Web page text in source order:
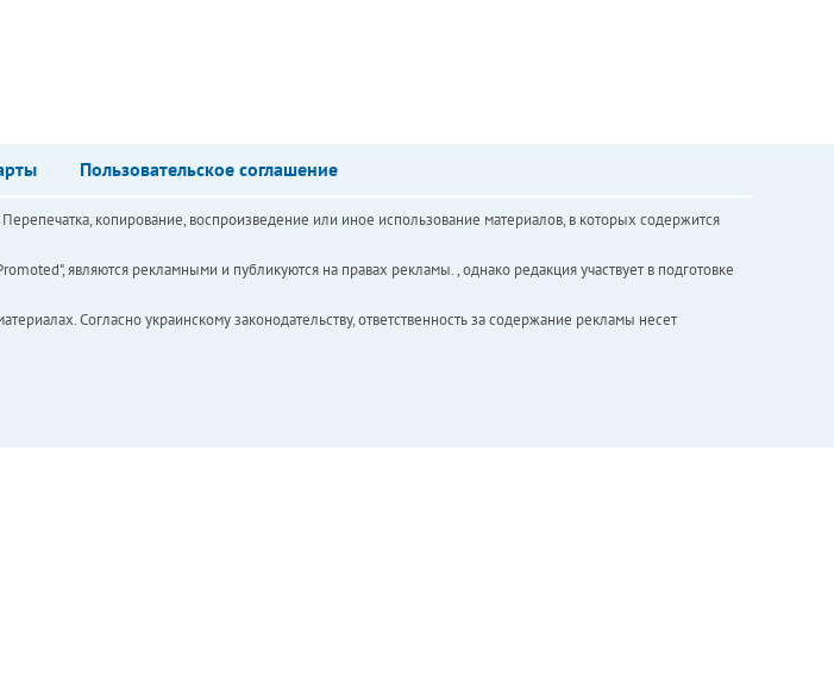
Пользовательское соглашение
копирование, воспроизведение или иное использование материалов, в которых содержится
являются рекламными и публикуются на правах рекламы. , однако редакция участвует в подготовке
Согласно украинскому законодательству, ответственность за содержание рекламы несет